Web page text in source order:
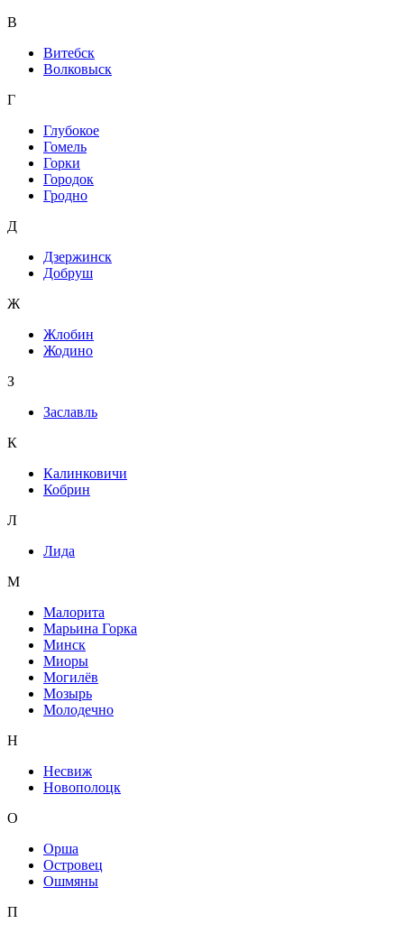
В
Витебск
Волковыск
Г
Глубокое
Гомель
Горки
Городок
Гродно
Д
Дзержинск
Добруш
Ж
Жлобин
Жодино
З
Заславль
К
Калинковичи
Кобрин
Л
Лида
М
Малорита
Марьина Горка
Минск
Миоры
Могилёв
Мозырь
Молодечно
Н
Несвиж
Новополоцк
О
Орша
Островец
Ошмяны
П